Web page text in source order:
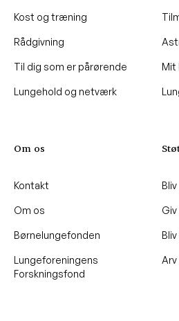
Kost og træning
Rådgivning
Til dig som er pårørende
Lungehold og netværk
Mit
Om os
Kontakt
Om os
Børnelungefonden
Lungeforeningens
Forskningsfond